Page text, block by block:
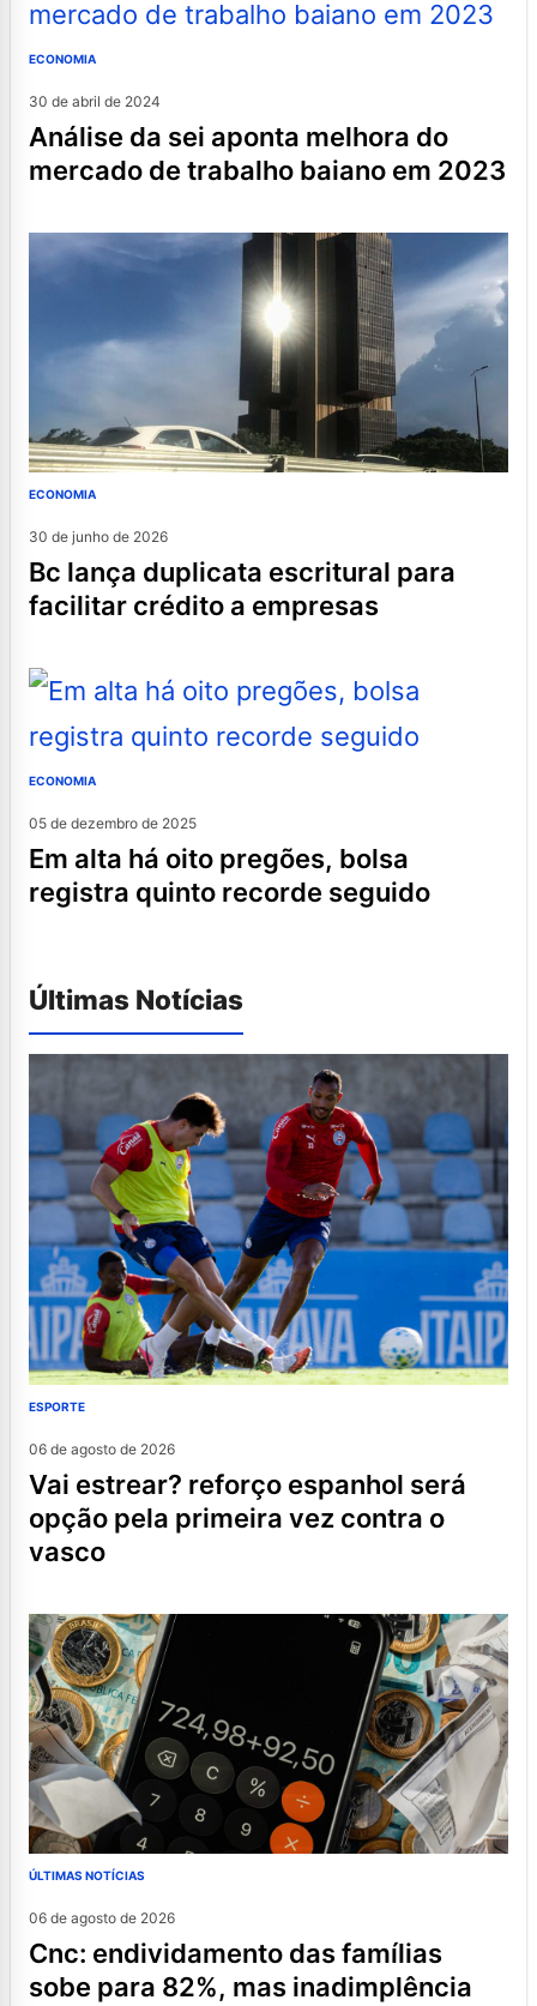
ECONOMIA
30 de abril de 2024
análise da sei aponta melhora do
mercado de trabalho baiano em 2023
ECONOMIA
30 de junho de 2026
bc lança duplicata escritural para
facilitar crédito a empresas
ECONOMIA
05 de dezembro de 2025
em alta há oito pregões, bolsa
registra quinto recorde seguido
Últimas Notícias
ESPORTE
06 de agosto de 2026
vai estrear? reforço espanhol será
opção pela primeira vez contra o
vasco
ÚLTIMAS NOTÍCIAS
06 de agosto de 2026
cnc: endividamento das famílias
sobe para 82%, mas inadimplência